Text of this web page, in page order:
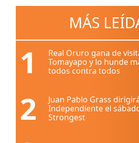
MÁS
1
Real Oruro gana de
Tomayapo y lo hunde
todos contra todos
2
Juan Pablo Grass
Independiente el
Strongest